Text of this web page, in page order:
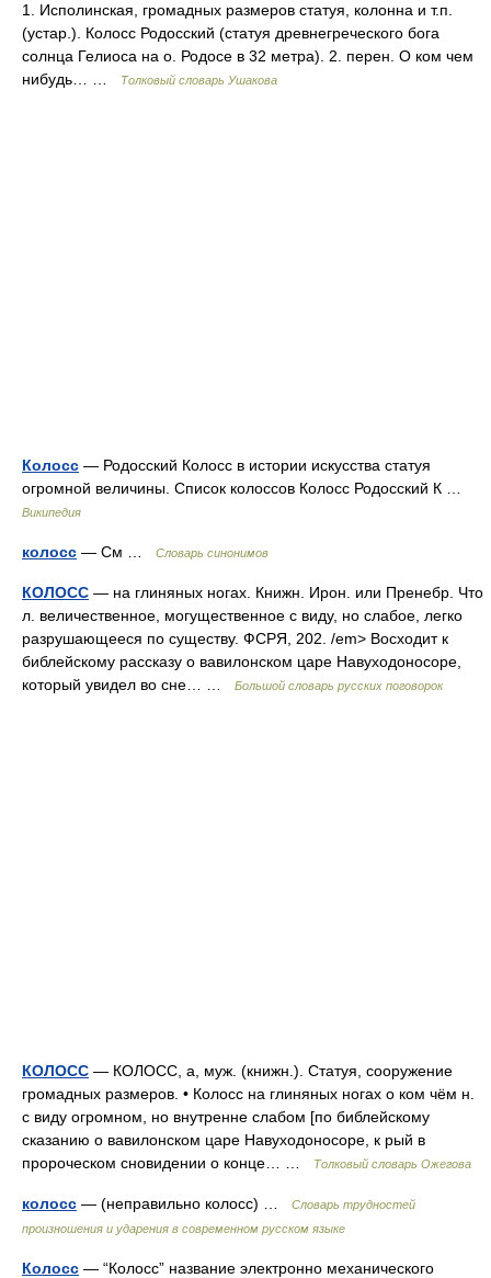
1. Исполинская, громадных размеров статуя, колонна и т.п.
(устар.). Колосс Родосский (статуя древнегреческого бога
солнца Гелиоса на о. Родосе в 32 метра). 2. перен. О ком чем
нибудь… …
Толковый словарь Ушакова
Колосс — Родосский Колосс в истории искусства статуя
огромной величины. Список колоссов Колосс Родосский К …
Википедия
колосс — См … Словарь синонимов
КОЛОСС — на глиняных ногах. Книжн. Ирон. или Пренебр. Что
л. величественное, могущественное с виду, но слабое, легко
разрушающееся по существу. ФСРЯ, 202. /em> Восходит к
библейскому рассказу о вавилонском царе Навуходоносоре,
который увидел во сне… …
Большой словарь русских поговорок
КОЛОСС — КОЛОСС, а, муж. (книжн.). Статуя, сооружение
громадных размеров. • Колосс на глиняных ногах о ком чём н.
с виду огромном, но внутренне слабом [по библейскому
сказанию о вавилонском царе Навуходоносоре, к рый в
пророческом сновидении о конце… …
Толковый словарь Ожегова
колосс — (неправильно колосс) …
Словарь трудностей
произношения и ударения в современном русском языке
Колосс — “Колосс” название электронно механического